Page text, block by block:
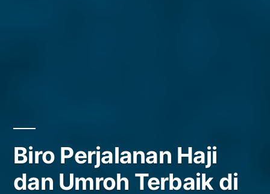
Biro Perjalanan Haji
dan Umroh Terbaik di